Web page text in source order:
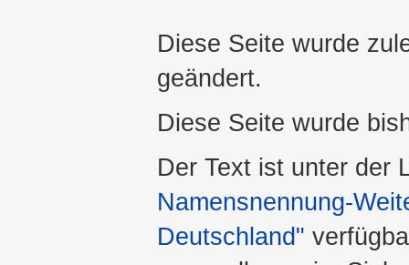
Diese Seite wurde
geändert.
Diese Seite wurde
Der Text ist unter der
Namensnennung-
Deutschland"